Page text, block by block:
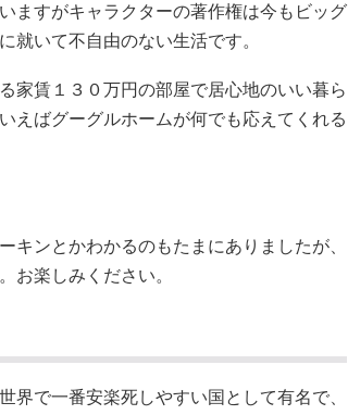
ますがキャラクターの著作権は今もビッグ
就いて不自由のない生活です。
家賃１３０万円の部屋で居心地のいい暮ら
えばグーグルホームが何でも応えてくれる
ンとかわかるのもたまにありましたが、
お楽しみください。
界で一番安楽死しやすい国として有名で